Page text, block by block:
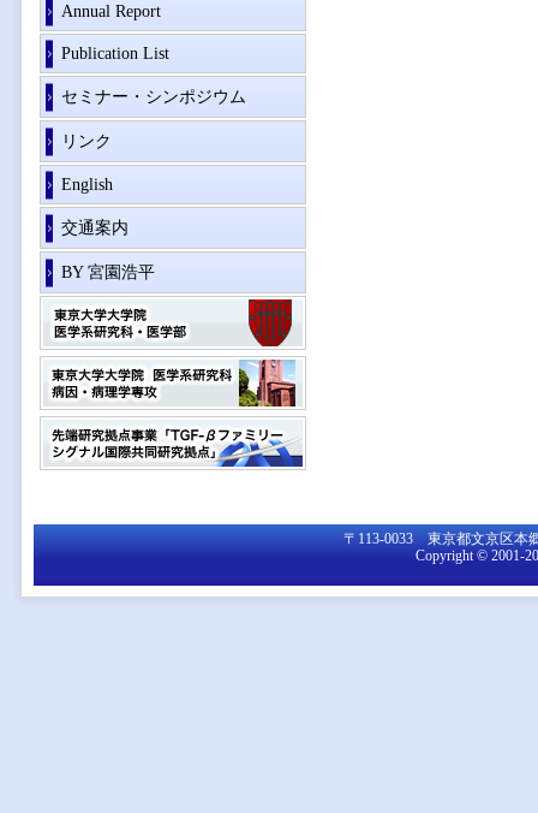
Annual Report
Publication List
セミナー・シンポジウム
リンク
English
交通案内
BY 宮園浩平
〒113-0033 東京都文京区本
Copyright © 2001-